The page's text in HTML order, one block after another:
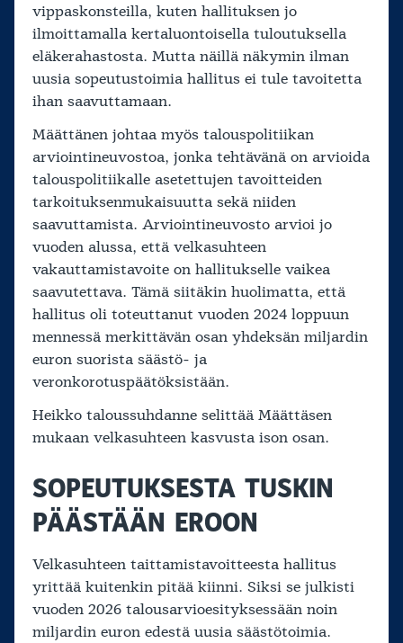
vippaskonsteilla, kuten hallituksen jo
ilmoittamalla kertaluontoisella tuloutuksella
eläkerahastosta. Mutta näillä näkymin ilman
uusia sopeutustoimia hallitus ei tule tavoitetta
ihan saavuttamaan.
Määttänen johtaa myös talouspolitiikan
arviointineuvostoa, jonka tehtävänä on arvioida
talouspolitiikalle asetettujen tavoitteiden
tarkoituksenmukaisuutta sekä niiden
saavuttamista. Arviointineuvosto arvioi jo
vuoden alussa, että velkasuhteen
vakauttamistavoite on hallitukselle vaikea
saavutettava. Tämä siitäkin huolimatta, että
hallitus oli toteuttanut vuoden 2024 loppuun
mennessä merkittävän osan yhdeksän miljardin
euron suorista säästö- ja
veronkorotuspäätöksistään.
Heikko taloussuhdanne selittää Määttäsen
mukaan velkasuhteen kasvusta ison osan.
SOPEUTUKSESTA TUSKIN
PÄÄSTÄÄN EROON
Velkasuhteen taittamistavoitteesta hallitus
yrittää kuitenkin pitää kiinni. Siksi se julkisti
vuoden 2026 talousarvioesityksessään noin
miljardin euron edestä uusia säästötoimia.